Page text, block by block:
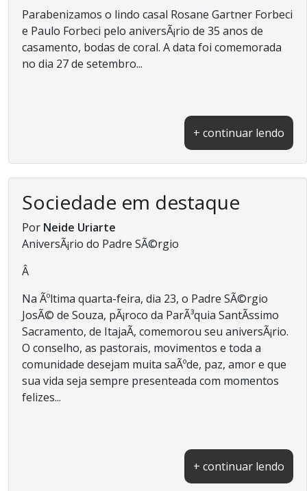
Parabenizamos o lindo casal Rosane Gartner Forbeci
e Paulo Forbeci pelo aniversÃ¡rio de 35 anos de
casamento, bodas de coral. A data foi comemorada
no dia 27 de setembro...
+ continuar lendo
Sociedade em destaque
Por Neide Uriarte
AniversÃ¡rio do Padre SÃ©rgio
Â
Na Ãºltima quarta-feira, dia 23, o Padre SÃ©rgio
JosÃ© de Souza, pÃ¡roco da ParÃ³quia SantÃ­ssimo
Sacramento, de ItajaÃ­, comemorou seu aniversÃ¡rio.
O conselho, as pastorais, movimentos e toda a
comunidade desejam muita saÃºde, paz, amor e que
sua vida seja sempre presenteada com momentos
felizes...
+ continuar lendo